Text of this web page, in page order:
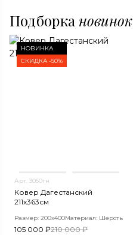
Подборка новинок
НОВИНКА
СКИДКА -50%
Арт. 3050тн
Ковер Дагестанский
211x363см
Размер: 200х400Материал: Шерсть
105 000 ₽210 000 ₽